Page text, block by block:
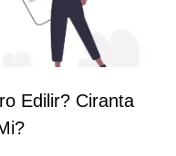
Edilir? Ciranta